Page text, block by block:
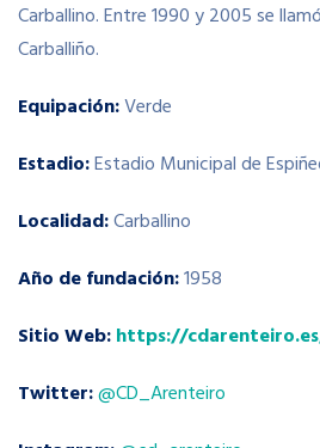
Carballino. Entre 1990 y 2005 se
Carballiño.
Equipación:Verde
Estadio:Estadio Municipal de
Localidad:Carballino
Año de fundación:1958
Sitio Web:https://
Twitter:@CD_Arenteiro